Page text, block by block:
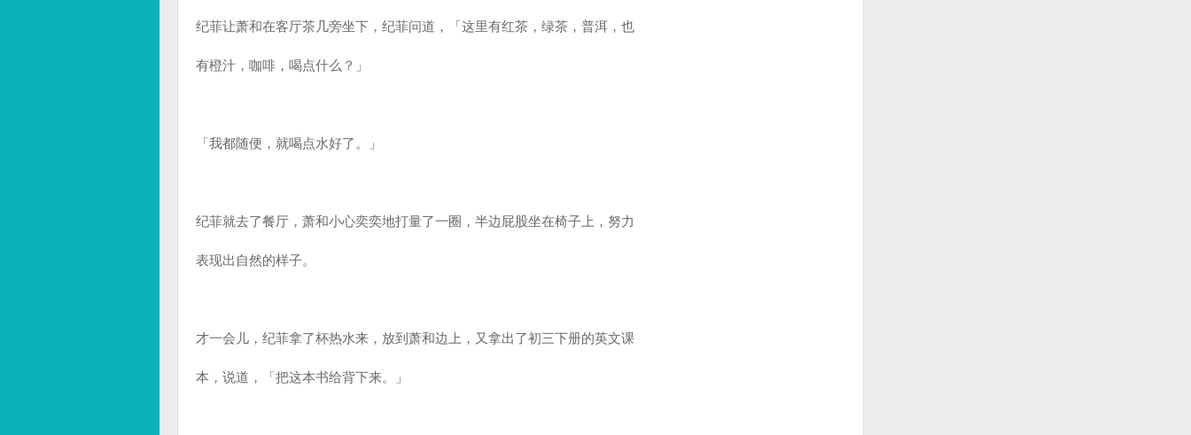
纪菲让萧和在客厅茶几旁坐下，纪菲问道，「这里有红茶，绿茶，普洱，也
有橙汁，咖啡，喝点什么？」
「我都随便，就喝点水好了。」
纪菲就去了餐厅，萧和小心奕奕地打量了一圈，半边屁股坐在椅子上，努力
表现出自然的样子。
才一会儿，纪菲拿了杯热水来，放到萧和边上，又拿出了初三下册的英文课
本，说道，「把这本书给背下来。」